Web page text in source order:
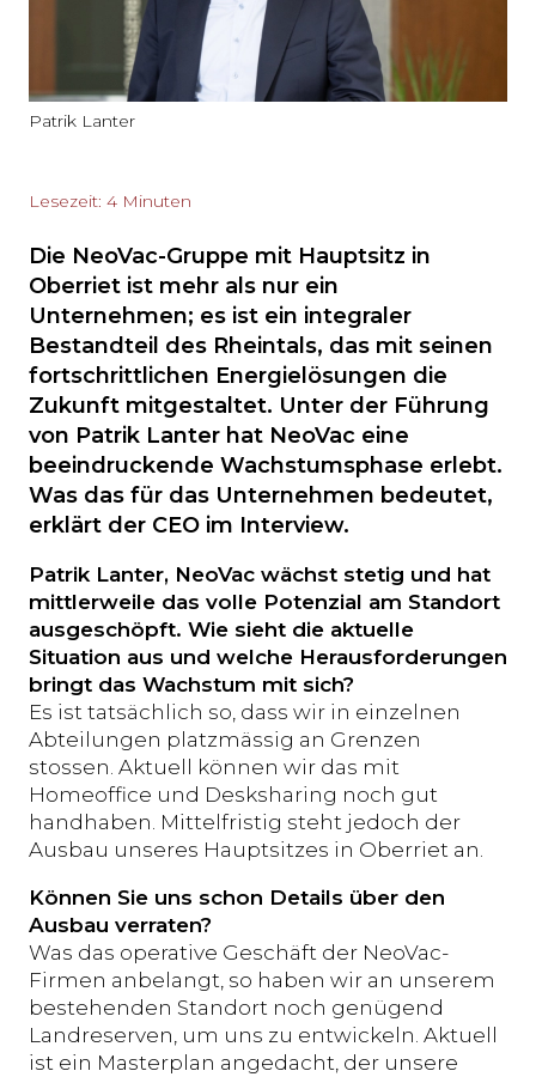
Patrik Lanter
Lesezeit: 4 Minuten
Die NeoVac-Gruppe mit Hauptsitz in
Oberriet ist mehr als nur ein
Unternehmen; es ist ein integraler
Bestandteil des Rheintals, das mit seinen
fortschrittlichen Energielösungen die
Zukunft mitgestaltet. Unter der Führung
von Patrik Lanter hat NeoVac eine
beeindruckende Wachstumsphase erlebt.
Was das für das Unternehmen bedeutet,
erklärt der CEO im Interview.
Patrik Lanter, NeoVac wächst stetig und hat
mittlerweile das volle Potenzial am Standort
ausgeschöpft. Wie sieht die aktuelle
Situation aus und welche Herausforderungen
bringt das Wachstum mit sich?
Es ist tatsächlich so, dass wir in einzelnen
Abteilungen platzmässig an Grenzen
stossen. Aktuell können wir das mit
Homeoffice und Desksharing noch gut
handhaben. Mittelfristig steht jedoch der
Ausbau unseres Hauptsitzes in Oberriet an.
Können Sie uns schon Details über den
Ausbau verraten?
Was das operative Geschäft der NeoVac-
Firmen anbelangt, so haben wir an unserem
bestehenden Standort noch genügend
Landreserven, um uns zu entwickeln. Aktuell
ist ein Masterplan angedacht, der unsere